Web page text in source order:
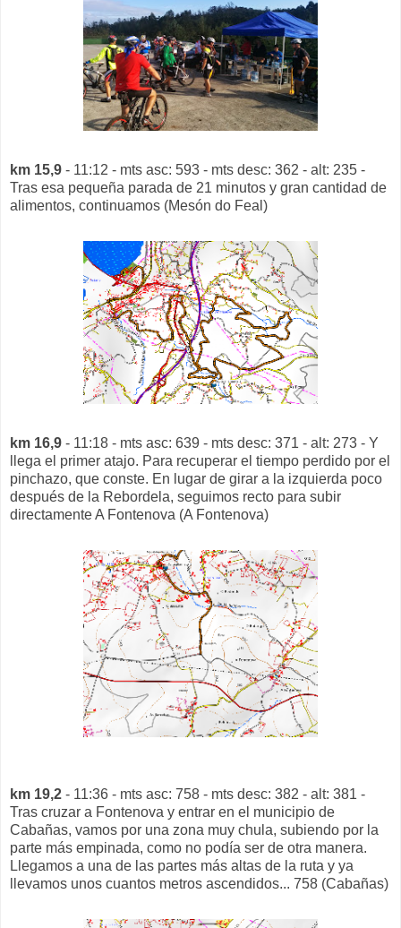
km 15,9 - 11:12 - mts asc: 593 - mts desc: 362 - alt: 235 -
Tras esa pequeña parada de 21 minutos y gran cantidad de
alimentos, continuamos (Mesón do Feal)
km 16,9 - 11:18 - mts asc: 639 - mts desc: 371 - alt: 273 - Y
llega el primer atajo. Para recuperar el tiempo perdido por el
pinchazo, que conste. En lugar de girar a la izquierda poco
después de la Rebordela, seguimos recto para subir
directamente A Fontenova (A Fontenova)
km 19,2 - 11:36 - mts asc: 758 - mts desc: 382 - alt: 381 -
Tras cruzar a Fontenova y entrar en el municipio de
Cabañas, vamos por una zona muy chula, subiendo por la
parte más empinada, como no podía ser de otra manera.
Llegamos a una de las partes más altas de la ruta y ya
llevamos unos cuantos metros ascendidos... 758 (Cabañas)